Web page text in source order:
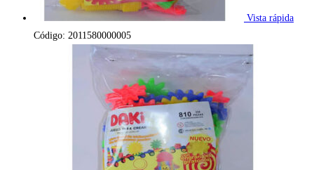
Vista rápida
Código: 2011580000005